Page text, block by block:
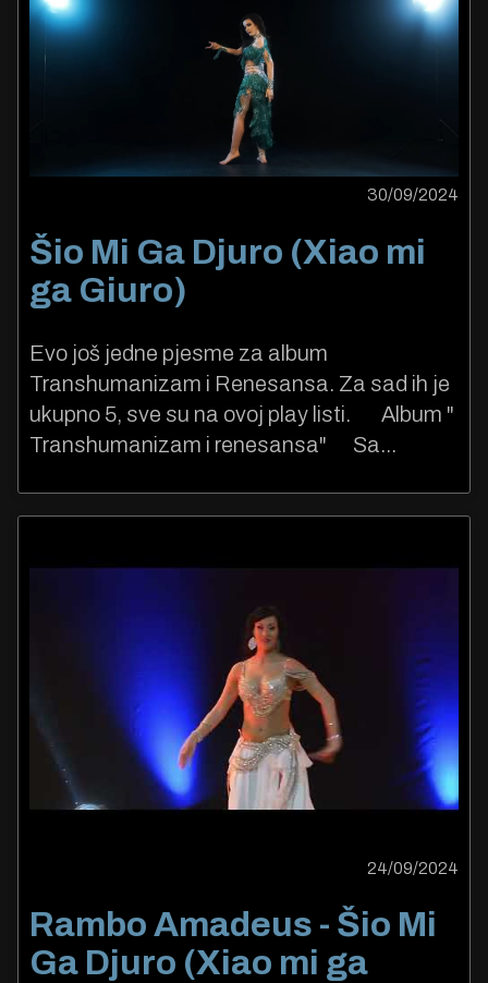
30/09/2024
Šio Mi Ga Djuro (Xiao mi
ga Giuro)
Evo još jedne pjesme za album
Transhumanizam i Renesansa. Za sad ih je
ukupno 5, sve su na ovoj play listi. Album "
Transhumanizam i renesansa" Sa...
24/09/2024
Rambo Amadeus - Šio Mi
Ga Djuro (Xiao mi ga